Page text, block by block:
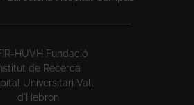
HUVH Fundació
de Recerca
Universitari Vall
d'Hebron